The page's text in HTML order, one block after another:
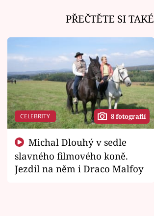
PŘEČTĚTE SI TAKÉ
CELEBRITY 8 fotografií
slavného filmového koně.
Jezdil na něm i Draco Malfoy